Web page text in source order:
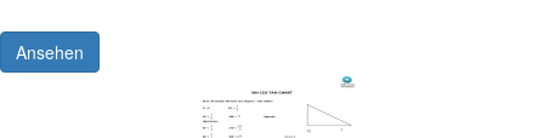
Ansehen